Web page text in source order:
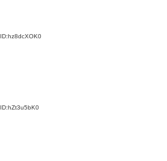
ID:hz8dcXOK0
ID:hZt3u5bK0